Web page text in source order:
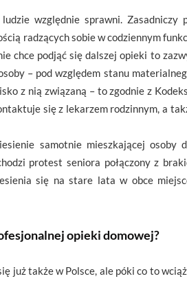
względnie sprawni. Zasadniczy
radzących sobie w codziennym
chce podjąć się dalszej opieki to
– pod względem stanu
z nią związaną – to zgodnie z
się z lekarzem rodzinnym, a
samotnie mieszkającej osoby
protest seniora połączony z
się na stare lata w obce
opieki domowej?
już także w Polsce, ale póki co to